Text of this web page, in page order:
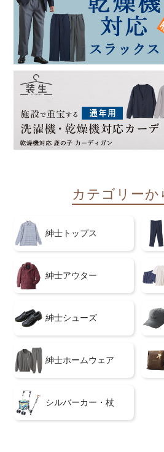
カテゴリーか
紳士トップス
紳士アウター
紳士シューズ
紳士ホームウェア
シルバーカー・杖